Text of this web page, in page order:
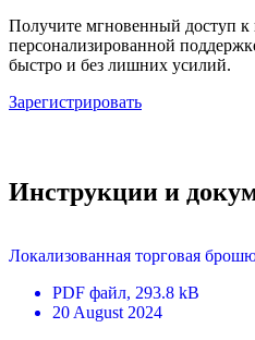
Получите мгновенный доступ к
персонализированной
быстро и без лишних усилий.
Зарегистрировать
Инструкции и
Локализованная торговая
PDF файл, 293.8 kB
20 August 2024